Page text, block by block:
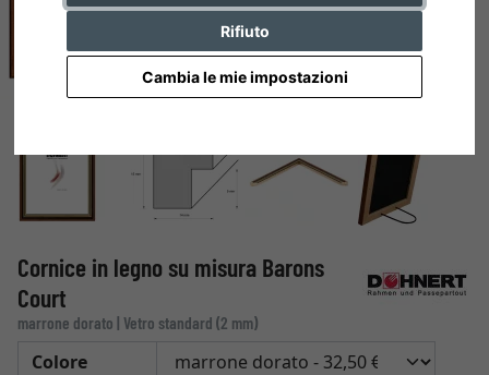
Rifiuto
Cambia le mie impostazioni
Cornice in legno su misura Barons
Court
marrone dorato | Vetro standard (2 mm)
Colore